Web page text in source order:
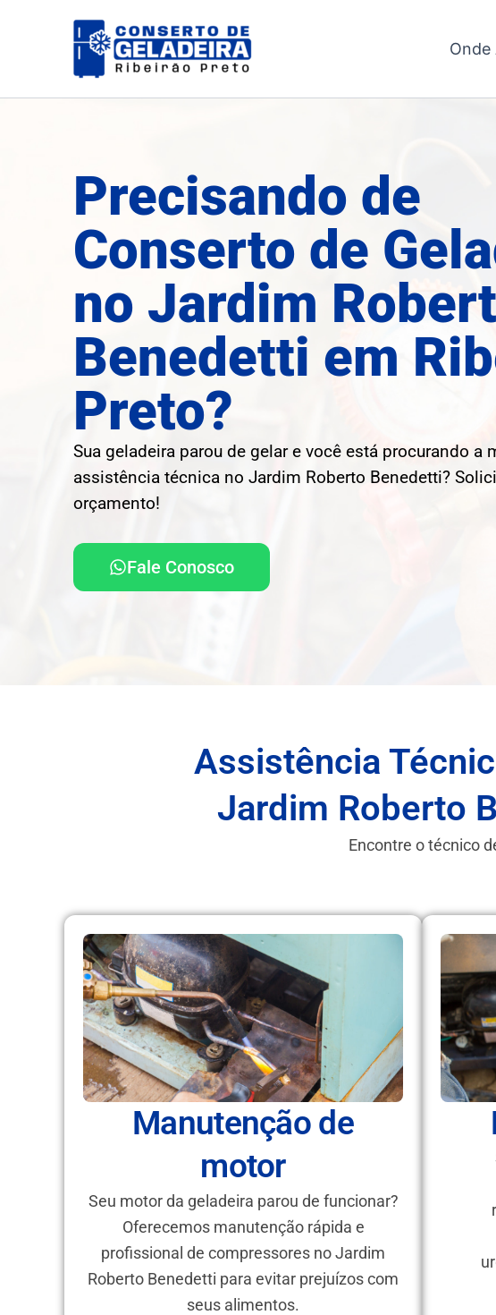
Onde
Precisando de
Conserto de
no Jardim
Benedetti em
Preto?
Sua geladeira parou de gelar e você está procurando a
assistência técnica no Jardim Roberto Benedetti?
orçamento!
Fale Conosco
Assistência
Jardim Roberto
Encontre o técnico
Manutenção de
motor
Seu motor da geladeira parou de funcionar?
Oferecemos manutenção rápida e
profissional de compressores no Jardim
Roberto Benedetti para evitar prejuízos com
seus alimentos.